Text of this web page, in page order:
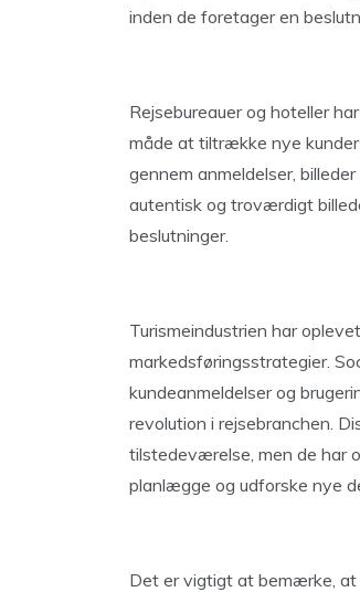
inden de foretager en
Rejsebureauer og hoteller
måde at tiltrække nye
gennem anmeldelser,
autentisk og troværdigt
beslutninger.
Turismeindustrien har
markedsføringsstrategier.
kundeanmeldelser og
revolution i rejsebranchen.
tilstedeværelse, men de har
planlægge og udforske nye
Det er vigtigt at bemærke,